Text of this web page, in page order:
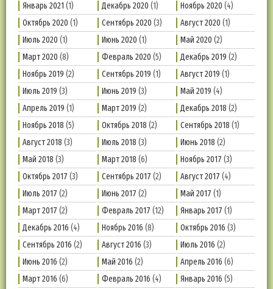
Январь 2021 (1) Декабрь 2020 (1) Ноябрь 2020 (4)
Октябрь 2020 (1) Сентябрь 2020 (3) Август 2020 (1)
Июль 2020 (1) Июнь 2020 (1) Май 2020 (2)
Март 2020 (8) Февраль 2020 (5) Декабрь 2019 (2)
Ноябрь 2019 (2) Сентябрь 2019 (1) Август 2019 (1)
Июль 2019 (3) Июнь 2019 (3) Май 2019 (4)
Апрель 2019 (1) Март 2019 (2) Декабрь 2018 (2)
Ноябрь 2018 (5) Октябрь 2018 (2) Сентябрь 2018 (1)
Август 2018 (3) Июль 2018 (3) Июнь 2018 (2)
Май 2018 (3) Март 2018 (6) Ноябрь 2017 (3)
Октябрь 2017 (3) Сентябрь 2017 (2) Август 2017 (4)
Июль 2017 (2) Июнь 2017 (2) Май 2017 (1)
Март 2017 (2) Февраль 2017 (12) Январь 2017 (1)
Декабрь 2016 (4) Ноябрь 2016 (8) Октябрь 2016 (3)
Сентябрь 2016 (2) Август 2016 (3) Июль 2016 (2)
Июнь 2016 (2) Май 2016 (2) Апрель 2016 (6)
Март 2016 (6) Февраль 2016 (4) Январь 2016 (5)